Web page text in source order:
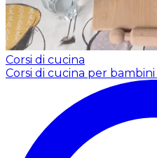
Corsi di cucina
Corsi di cucina per bambini